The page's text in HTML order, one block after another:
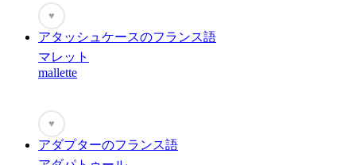
♥
アタッシュケースのフランス語
マレット
mallette
♥
アダプターのフランス語